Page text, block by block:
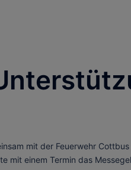
mit der Feuerwehr
mit einem Termin das